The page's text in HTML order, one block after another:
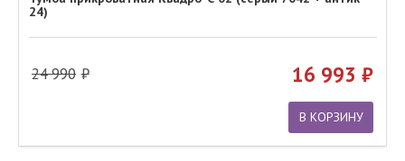
24)
24 990 16 993
В КОРЗИНУ